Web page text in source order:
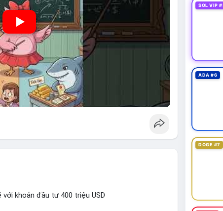
khoản đầu tư 400 triệu USD
SOL VIP
ADA #6
DOGE #7